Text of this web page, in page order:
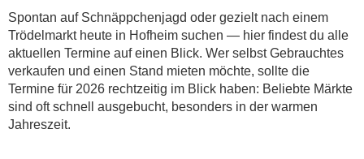
Online-Flohmarkt Hofheim
Welche Trödelmarkt-Typen gibt es?
Aktuelle Flohmarkt-Termine für Hofheim und
Umgebung
Kleinanzeigen Hofheim als Alternative zum
Trödelmarkt
Spontan auf Schnäppchenjagd oder gezielt nach einem
Trödelmarkt heute in Hofheim suchen — hier findest du alle
aktuellen Termine auf einen Blick. Wer selbst Gebrauchtes
verkaufen und einen Stand mieten möchte, sollte die
Termine für 2026 rechtzeitig im Blick haben: Beliebte Märkte
sind oft schnell ausgebucht, besonders in der warmen
Jahreszeit.